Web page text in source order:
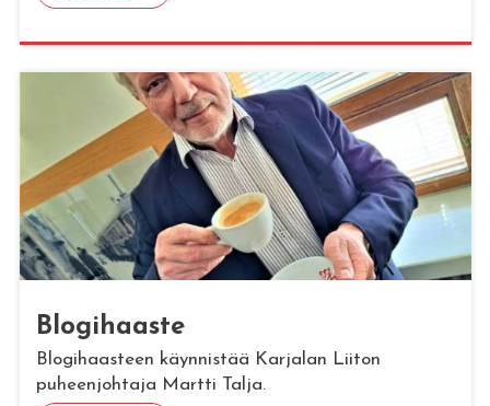
Blo­gi­haas­te
Blogihaasteen käynnistää Karjalan Liiton
puheenjohtaja Martti Talja.